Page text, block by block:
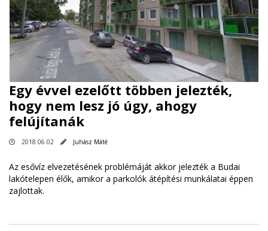
Egy évvel ezelőtt többen jelezték,
hogy nem lesz jó úgy, ahogy
felújítanák
2018.06.02 Juhász Máté
Az esővíz elvezetésének problémáját akkor jelezték a Budai
lakótelepen élők, amikor a parkolók átépítési munkálatai éppen
zajlottak.